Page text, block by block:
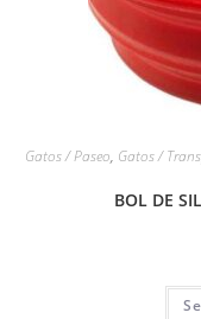
Gatos / Paseo, Gatos /
BOL DE